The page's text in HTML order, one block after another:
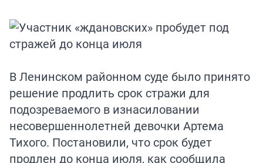
В Ленинском районном суде было принято
решение продлить срок стражи для
подозреваемого в изнасиловании
несовершеннолетней девочки Артема
Тихого. Постановили, что срок будет
продлен до конца июля, как сообщила